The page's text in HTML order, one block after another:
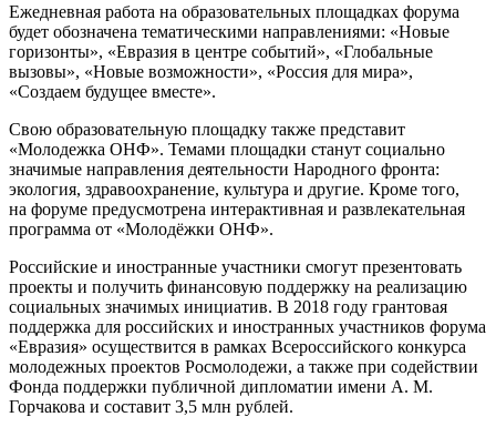
Ежедневная работа на образовательных площадках форума
будет обозначена тематическими направлениями: «Новые
горизонты», «Евразия в центре событий», «Глобальные
вызовы», «Новые возможности», «Россия для мира»,
«Создаем будущее вместе».
Свою образовательную площадку также представит
«Молодежка ОНФ». Темами площадки станут социально
значимые направления деятельности Народного фронта:
экология, здравоохранение, культура и другие. Кроме того,
на форуме предусмотрена интерактивная и развлекательная
программа от «Молодёжки ОНФ».
Российские и иностранные участники смогут презентовать
проекты и получить финансовую поддержку на реализацию
социальных значимых инициатив. В 2018 году грантовая
поддержка для российских и иностранных участников форума
«Евразия» осуществится в рамках Всероссийского конкурса
молодежных проектов Росмолодежи, а также при содействии
Фонда поддержки публичной дипломатии имени А. М.
Горчакова и составит 3,5 млн рублей.